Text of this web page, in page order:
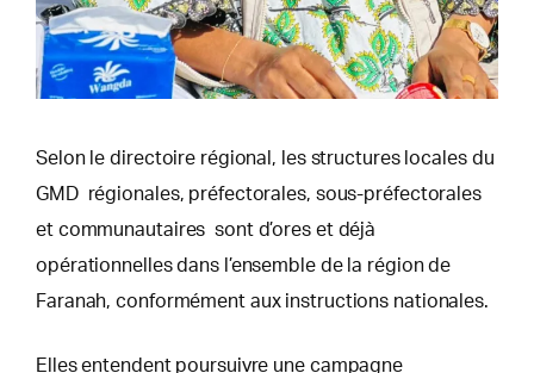
Selon le directoire régional, les structures locales du
GMD régionales, préfectorales, sous-préfectorales
et communautaires sont d’ores et déjà
opérationnelles dans l’ensemble de la région de
Faranah, conformément aux instructions nationales.
Elles entendent poursuivre une campagne